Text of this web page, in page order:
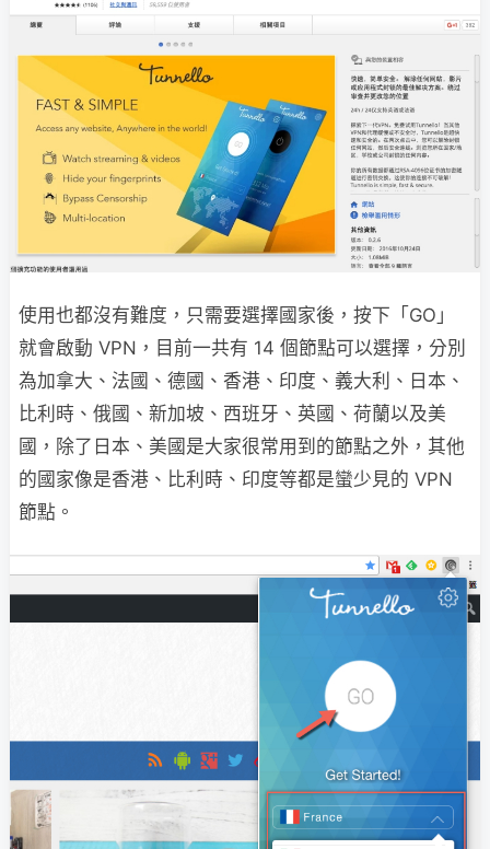
使用也都沒有難度，只需要選擇國家後，按下「GO」
就會啟動 VPN，目前一共有 14 個節點可以選擇，分別
為加拿大、法國、德國、香港、印度、義大利、日本、
比利時、俄國、新加坡、西班牙、英國、荷蘭以及美
國，除了日本、美國是大家很常用到的節點之外，其他
的國家像是香港、比利時、印度等都是蠻少見的 VPN
節點。